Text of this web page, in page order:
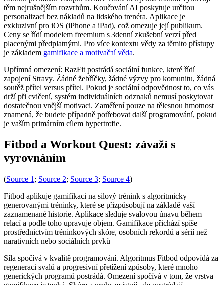
těm nejrušnějším rozvrhům. Koučování AI poskytuje určitou
personalizaci bez nákladů na lidského trenéra. Aplikace je
exkluzivní pro iOS (iPhone a iPad), což omezuje její publikum.
Ceny se řídí modelem freemium s 3denní zkušební verzí před
placenými předplatnými. Pro více kontextu vědy za těmito přístupy
je základem gamifikace a motivační věda.
Upřímná omezení: RazFit postrádá sociální funkce, které řídí
zapojení Stravy. Žádné žebříčky, žádné výzvy pro komunitu, žádná
soutěž přítel versus přítel. Pokud je sociální odpovědnost to, co vás
drží při cvičení, systém individuálních odznaků nemusí poskytovat
dostatečnou vnější motivaci. Zaměření pouze na tělesnou hmotnost
znamená, že budete případně potřebovat další programování, pokud
je vaším primárním cílem hypertrofie.
Fitbod a Workout Quest: závaží s
vyrovnáním
(Source 1 ; Source 2; Source 3; Source 4)
Fitbod aplikuje gamifikaci na silový trénink s algoritmicky
generovanými tréninky, které se přizpůsobují na základě vaší
zaznamenané historie. Aplikace sleduje svalovou únavu během
relací a podle toho upravuje objem. Gamifikace přichází spíše
prostřednictvím tréninkových skóre, osobních rekordů a sérií než
narativních nebo sociálních prvků.
Síla spočívá v kvalitě programování. Algoritmus Fitbod odpovídá za
regeneraci svalů a progresivní přetížení způsoby, které mnoho
generických programů postrádá. Omezení spočívá v tom, že vrstva